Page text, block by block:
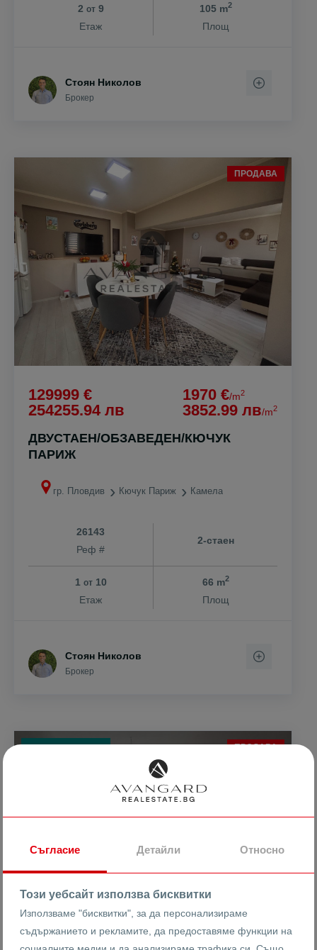
2 от9
Етаж
105 m2
Площ
Стоян Николов
Брокер
ПРОДАВА
129999 €
254255.94 лв
1970 €/m2
3852.99 лв/m2
ДВУСТАЕН/ОБЗАВЕДЕН/КЮЧУК
ПАРИЖ
гр. Пловдив Кючук Париж Камела
26143
Реф #
2-стаен
1 от10
Етаж
66 m2
Площ
Стоян Николов
Брокер
ПРОДАВА
Съгласие Детайли Относно
Този уебсайт използва бисквитки
Използваме "бисквитки", за да персонализираме
съдържанието и рекламите, да предоставяме функции на